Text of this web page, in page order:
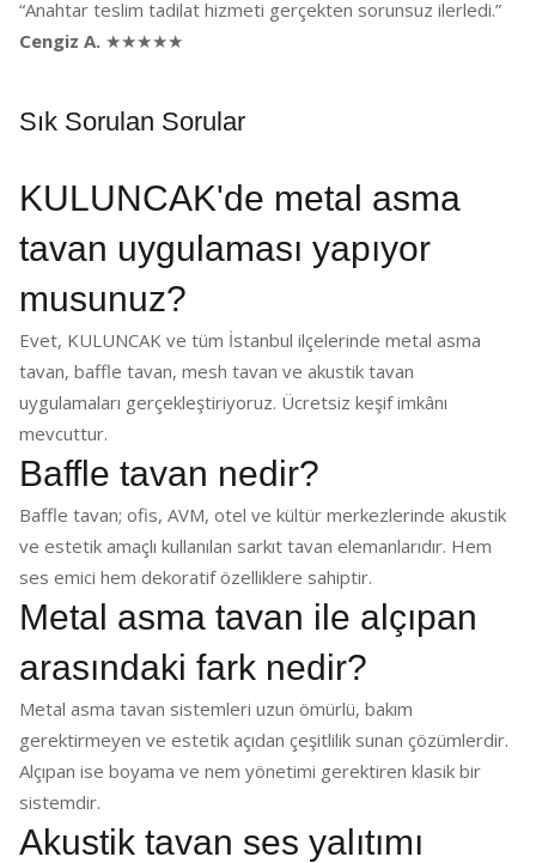
“Anahtar teslim tadilat hizmeti gerçekten sorunsuz ilerledi.”
Cengiz A. ★★★★★
Sık Sorulan Sorular
KULUNCAK'de metal asma
tavan uygulaması yapıyor
musunuz?
Evet, KULUNCAK ve tüm İstanbul ilçelerinde metal asma
tavan, baffle tavan, mesh tavan ve akustik tavan
uygulamaları gerçekleştiriyoruz. Ücretsiz keşif imkânı
mevcuttur.
Baffle tavan nedir?
Baffle tavan; ofis, AVM, otel ve kültür merkezlerinde akustik
ve estetik amaçlı kullanılan sarkıt tavan elemanlarıdır. Hem
ses emici hem dekoratif özelliklere sahiptir.
Metal asma tavan ile alçıpan
arasındaki fark nedir?
Metal asma tavan sistemleri uzun ömürlü, bakım
gerektirmeyen ve estetik açıdan çeşitlilik sunan çözümlerdir.
Alçıpan ise boyama ve nem yönetimi gerektiren klasik bir
sistemdir.
Akustik tavan ses yalıtımı